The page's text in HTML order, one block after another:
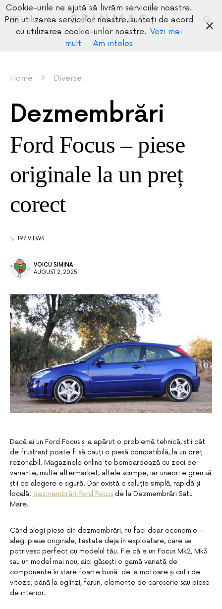
SPINMAG
Home Diverse
Dezmembrări
Ford Focus – piese
originale la un preț
corect
197 VIEWS
VOICU SIMINA
AUGUST 2, 2025
Dacă ai un Ford Focus și a apărut o problemă tehnică, știi cât
de frustrant poate fi să cauți o piesă compatibilă, la un preț
rezonabil. Magazinele online te bombardează cu zeci de
variante, multe aftermarket, altele scumpe, iar uneori e greu să
știi ce alegere e sigură. Dar există o soluție simplă, rapidă și
locală: dezmembrări Ford Focus de la Dezmembrări Satu
Mare.
Când alegi piese din dezmembrări, nu faci doar economie –
alegi piese originale, testate deja în exploatare, care se
potrivesc perfect cu modelul tău. Fie că e un Focus Mk2, Mk3
sau un model mai nou, aici găsești o gamă variată de
componente în stare foarte bună: de la motoare și cutii de
viteze, până la oglinzi, faruri, elemente de caroserie sau piese
de interior.
Cookie-urile ne ajută să livrăm serviciile noastre.
Prin utilizarea serviciilor noastre, sunteți de acord
cu utilizarea cookie-urilor noastre. Vezi mai
mult
Am inteles